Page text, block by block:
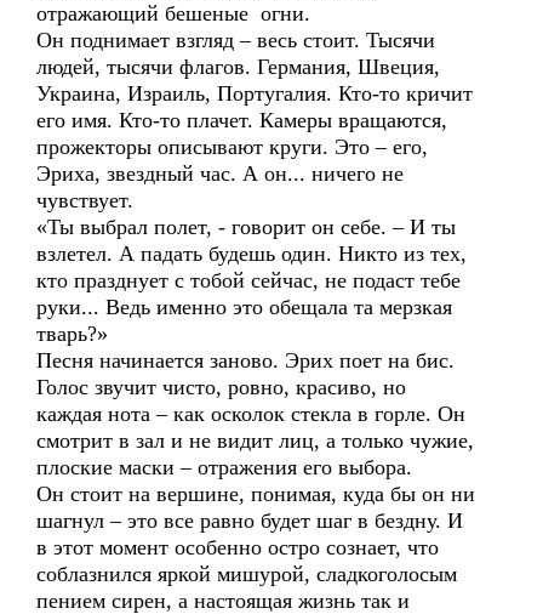
отражающий бешеные огни.
Он поднимает взгляд – весь стоит. Тысячи
людей, тысячи флагов. Германия, Швеция,
Украина, Израиль, Португалия. Кто-то кричит
его имя. Кто-то плачет. Камеры вращаются,
прожекторы описывают круги. Это – его,
Эриха, звездный час. А он... ничего не
чувствует.
«Ты выбрал полет, - говорит он себе. – И ты
взлетел. А падать будешь один. Никто из тех,
кто празднует с тобой сейчас, не подаст тебе
руки... Ведь именно это обещала та мерзкая
тварь?»
Песня начинается заново. Эрих поет на бис.
Голос звучит чисто, ровно, красиво, но
каждая нота – как осколок стекла в горле. Он
смотрит в зал и не видит лиц, а только чужие,
плоские маски – отражения его выбора.
Он стоит на вершине, понимая, куда бы он ни
шагнул – это все равно будет шаг в бездну. И
в этот момент особенно остро сознает, что
соблазнился яркой мишурой, сладкоголосым
пением сирен, а настоящая жизнь так и